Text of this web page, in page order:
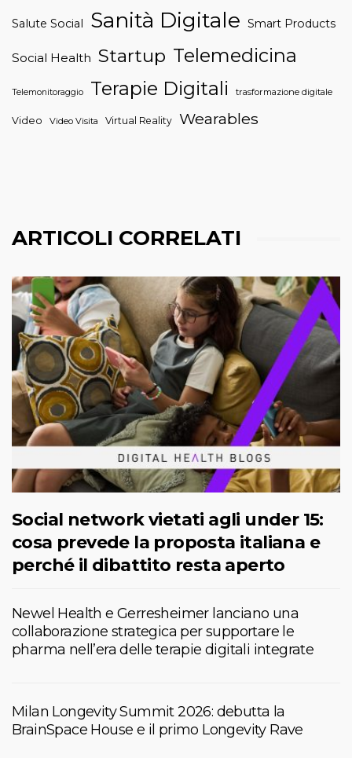
Salute Social Sanità Digitale Smart Products
Social Health Startup Telemedicina
Telemonitoraggio Terapie Digitali trasformazione digitale
Video Video Visita Virtual Reality Wearables
ARTICOLI CORRELATI
Social network vietati agli under 15:
cosa prevede la proposta italiana e
perché il dibattito resta aperto
Newel Health e Gerresheimer lanciano una
collaborazione strategica per supportare le
pharma nell’era delle terapie digitali integrate
Milan Longevity Summit 2026: debutta la
BrainSpace House e il primo Longevity Rave